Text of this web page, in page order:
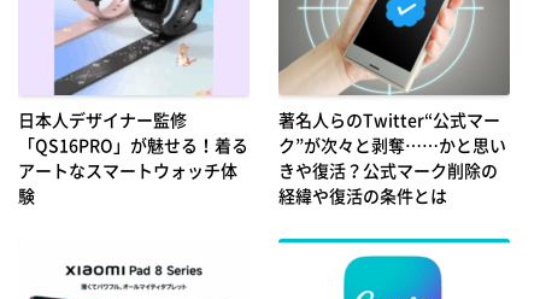
日本人デザイナー監修
「QS16PRO」が魅せる！着る
アートなスマートウォッチ体
験
著名人らのTwitter“公式マー
ク”が次々と剥奪……かと思い
きや復活？公式マーク削除の
経緯や復活の条件とは